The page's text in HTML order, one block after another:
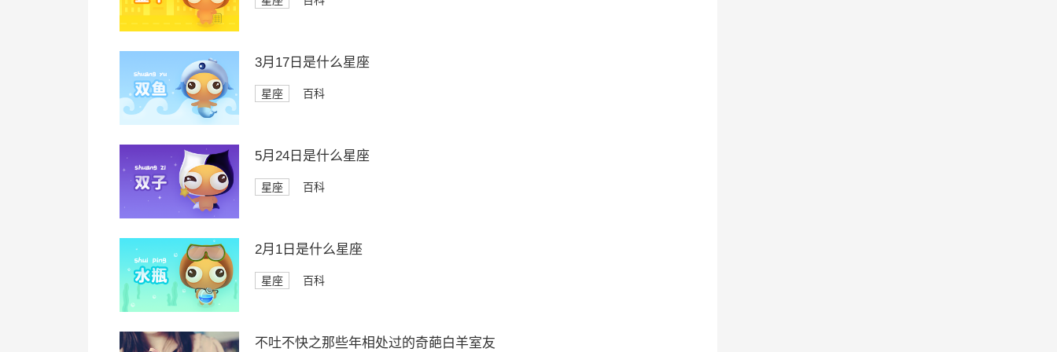
3月17日是什么星座
星座 百科
5月24日是什么星座
星座 百科
2月1日是什么星座
星座 百科
不吐不快之那些年相处过的奇葩白羊室友